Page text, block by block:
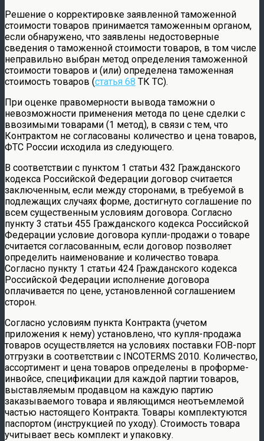
Решение о корректировке заявленной таможенной
стоимости товаров принимается таможенным органом,
если обнаружено, что заявлены недостоверные
сведения о таможенной стоимости товаров, в том числе
неправильно выбран метод определения таможенной
стоимости товаров и (или) определена таможенная
стоимость товаров (статья 68 ТК ТС).
При оценке правомерности вывода таможни о
невозможности применения метода по цене сделки с
ввозимыми товарами (1 метод), в связи с тем, что
Контрактом не согласованы количество и цена товаров,
ФТС России исходила из следующего.
В соответствии с пунктом 1 статьи 432 Гражданского
кодекса Российской Федерации договор считается
заключенным, если между сторонами, в требуемой в
подлежащих случаях форме, достигнуто соглашение по
всем существенным условиям договора. Согласно
пункту 3 статьи 455 Гражданского кодекса Российской
Федерации условие договора купли-продажи о товаре
считается согласованным, если договор позволяет
определить наименование и количество товара.
Согласно пункту 1 статьи 424 Гражданского кодекса
Российской Федерации исполнение договора
оплачивается по цене, установленной соглашением
сторон.
Согласно условиям пункта Контракта (учетом
приложения к нему) установлено, что купля-продажа
товаров осуществляется на условиях поставки FOB-порт
отгрузки в соответствии с INCOTERMS 2010. Количество,
ассортимент и цена товаров определены в проформе-
инвойсе, спецификации для каждой партии товаров,
выставляемым продавцом на каждую партию
заказываемого товара и являющимся неотъемлемой
частью настоящего Контракта. Товары комплектуются
паспортом (инструкцией по уходу). Стоимость товара
учитывает весь комплект и упаковку.